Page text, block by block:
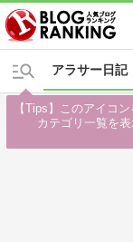
アラサー日記